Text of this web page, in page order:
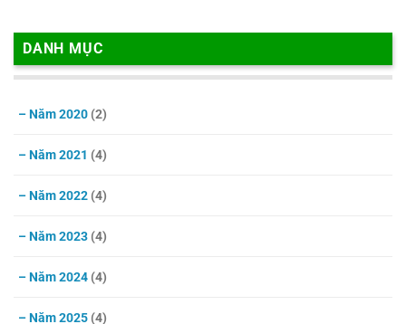
DANH MỤC
– Năm 2020 (2)
– Năm 2021 (4)
– Năm 2022 (4)
– Năm 2023 (4)
– Năm 2024 (4)
– Năm 2025 (4)